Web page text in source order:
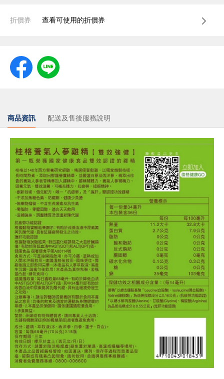
折價券 查看可使用的折價券
商品資訊 配送及售後服務說明